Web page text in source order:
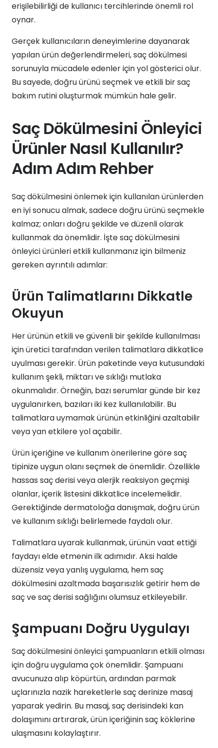
erişilebilirliği de kullanıcı tercihlerinde önemli rol
oynar.
Gerçek kullanıcıların deneyimlerine dayanarak
yapılan ürün değerlendirmeleri, saç dökülmesi
sorunuyla mücadele edenler için yol gösterici olur.
Bu sayede, doğru ürünü seçmek ve etkili bir saç
bakım rutini oluşturmak mümkün hale gelir.
Saç Dökülmesini Önleyici
Ürünler Nasıl Kullanılır?
Adım Adım Rehber
Saç dökülmesini önlemek için kullanılan ürünlerden
en iyi sonucu almak, sadece doğru ürünü seçmekle
kalmaz; onları doğru şekilde ve düzenli olarak
kullanmak da önemlidir. İşte saç dökülmesini
önleyici ürünleri etkili kullanmanız için bilmeniz
gereken ayrıntılı adımlar:
Ürün Talimatlarını Dikkatle
Okuyun
Her ürünün etkili ve güvenli bir şekilde kullanılması
için üretici tarafından verilen talimatlara dikkatlice
uyulması gerekir. Ürün paketinde veya kutusundaki
kullanım şekli, miktarı ve sıklığı mutlaka
okunmalıdır. Örneğin, bazı serumlar günde bir kez
uygulanırken, bazıları iki kez kullanılabilir. Bu
talimatlara uymamak ürünün etkinliğini azaltabilir
veya yan etkilere yol açabilir.
Ürün içeriğine ve kullanım önerilerine göre saç
tipinize uygun olanı seçmek de önemlidir. Özellikle
hassas saç derisi veya alerjik reaksiyon geçmişi
olanlar, içerik listesini dikkatlice incelemelidir.
Gerektiğinde dermatoloğa danışmak, doğru ürün
ve kullanım sıklığı belirlemede faydalı olur.
Talimatlara uyarak kullanmak, ürünün vaat ettiği
faydayı elde etmenin ilk adımıdır. Aksi halde
düzensiz veya yanlış uygulama, hem saç
dökülmesini azaltmada başarısızlık getirir hem de
saç ve saç derisi sağlığını olumsuz etkileyebilir.
Şampuanı Doğru Uygulayı
Saç dökülmesini önleyici şampuanların etkili olması
için doğru uygulama çok önemlidir. Şampuanı
avucunuza alıp köpürtün, ardından parmak
uçlarınızla nazik hareketlerle saç derinize masaj
yaparak yedirin. Bu masaj, saç derisindeki kan
dolaşımını artırarak, ürün içeriğinin saç köklerine
ulaşmasını kolaylaştırır.